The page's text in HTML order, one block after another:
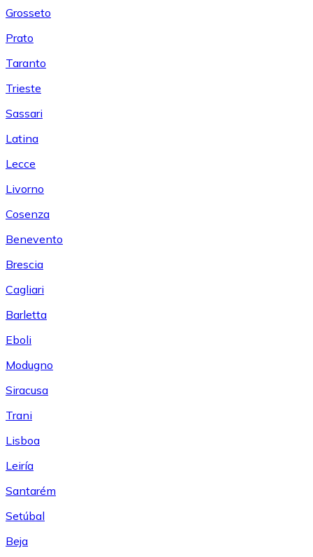
Grosseto
Prato
Taranto
Trieste
Sassari
Latina
Lecce
Livorno
Cosenza
Benevento
Brescia
Cagliari
Barletta
Eboli
Modugno
Siracusa
Trani
Lisboa
Leiría
Santarém
Setúbal
Beja